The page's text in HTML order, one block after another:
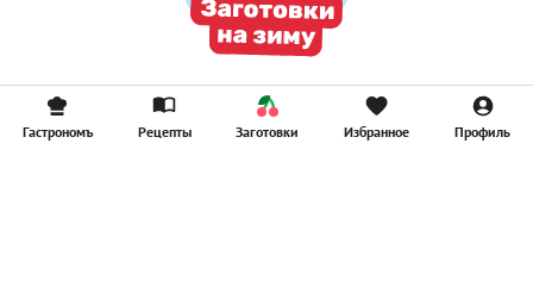
Гастрономъ Рецепты Заготовки Избранное Профиль